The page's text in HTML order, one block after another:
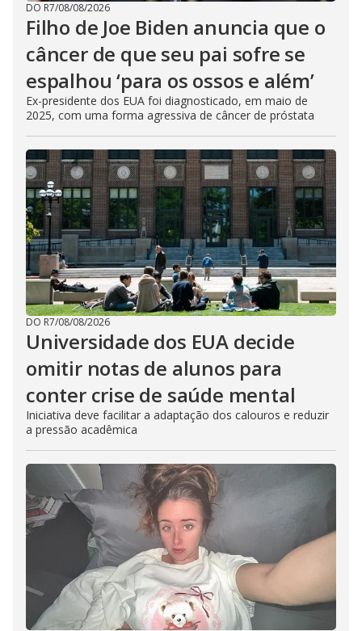
DO R7/08/08/2026
Filho de Joe Biden anuncia que o
câncer de que seu pai sofre se
espalhou ‘para os ossos e além’
Ex-presidente dos EUA foi diagnosticado, em maio de
2025, com uma forma agressiva de câncer de próstata
DO R7/08/08/2026
Universidade dos EUA decide
omitir notas de alunos para
conter crise de saúde mental
Iniciativa deve facilitar a adaptação dos calouros e reduzir
a pressão acadêmica